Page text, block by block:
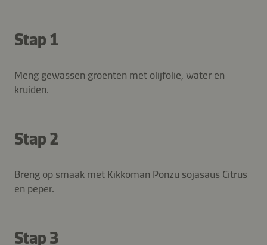
Stap 1
Meng gewassen groenten met olijfolie, water en
kruiden.
Stap 2
Breng op smaak met Kikkoman Ponzu sojasaus Citrus
en peper.
Stap 3